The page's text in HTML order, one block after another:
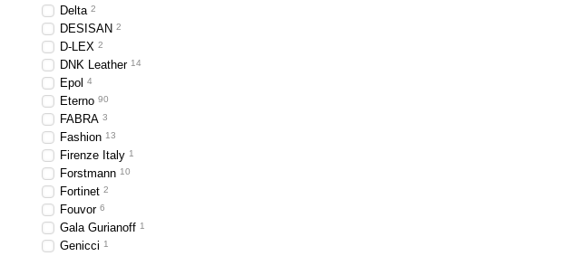
Delta 2
DESISAN 2
D-LEX 2
DNK Leather 14
Epol 4
Eterno 90
FABRA 3
Fashion 13
Firenze Italy 1
Forstmann 10
Fortinet 2
Fouvor 6
Gala Gurianoff 1
Genicci 1